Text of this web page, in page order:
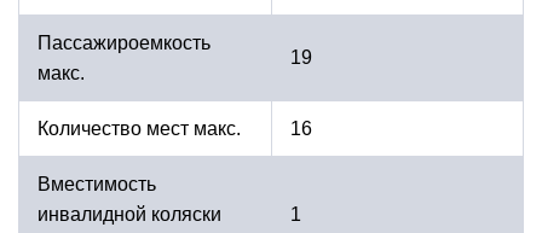
Пассажироемкость
макс.
19
Количество мест макс. 16
Вместимость
инвалидной коляски
1